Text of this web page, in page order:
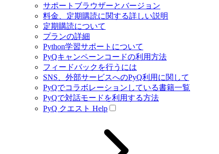
サポートブラウザーとバージョン
料金、定期購読に関する詳しい説明
定期購読について
プランの詳細
Python学習サポートについて
PyQキャンペーンコードの利用方法
フィードバックを行うには
SNS、外部サービスへのPyQ利用に関して
PyQでコラボレーションしている書籍一覧
PyQで対話モードを利用する方法
PyQ クエスト Help